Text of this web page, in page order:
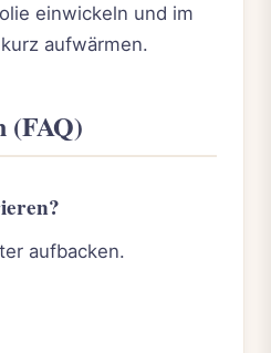
einwickeln und im
aufwärmen.
(FAQ)
aufbacken.